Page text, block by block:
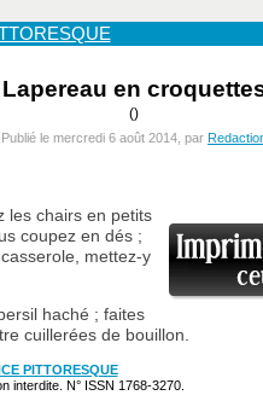
Lapereau en
()
Publié le mercredi 6 août 2014, par
les chairs en petits
coupez en dés ;
mettez-y
haché ; faites
cuillerées de bouillon.
PITTORESQUE
interdite. N° ISSN 1768-3270.